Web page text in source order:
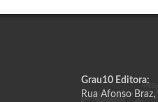
Grau10 Editora:
Rua Afonso